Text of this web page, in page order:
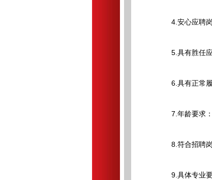
4.安心应聘岗
5.具有胜任应
6.具有正常履
7.年龄要求：
8.符合招聘岗
9.具体专业要